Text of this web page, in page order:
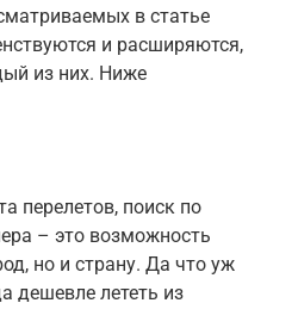
в статье
и расширяются,
из них. Ниже
перелетов, поиск по
– это возможность
но и страну. Да что уж
дешевле лететь из